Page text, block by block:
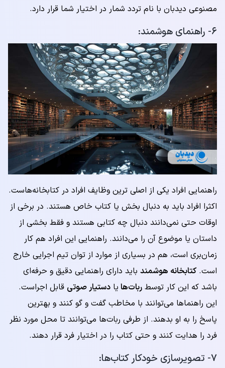
مصنوعی دیدبان با نام تردد شمار در اختیار شما قرار دارد.
۶- راهنمای هوشمند:
راهنمایی افراد یکی از اصلی ترین وظایف افراد در کتابخانه‌هاست.
اکثرا افراد باید به دنبال بخش یا کتاب خاص هستند. در برخی از
اوقات حتی نمی‌دانند دنبال چه کتابی هستند و فقط بخشی از
داستان یا موضوع آن را می‌دانند. راهنمایی این افراد هم کار
زمان‌بری است، هم در بسیاری از موارد از توان تیم اجرایی خارج
است.کتابخانه هوشمند باید دارای راهنمایی دقیق و حرفه‌ای
باشد که این کار توسط ربات‌ها یا دستیار صوتی قابل اجراست.
این راهنماها می‌توانند با مخاطب گفت و گو کنند و بهترین
پاسخ را به او بدهند. از طرفی ربات‌ها می‌توانند تا محل مورد نظر
فرد را هدایت کنند و حتی کتاب را در اختیار فرد قرار دهند.
۷- تصویرسازی خودکار کتاب‌ها: